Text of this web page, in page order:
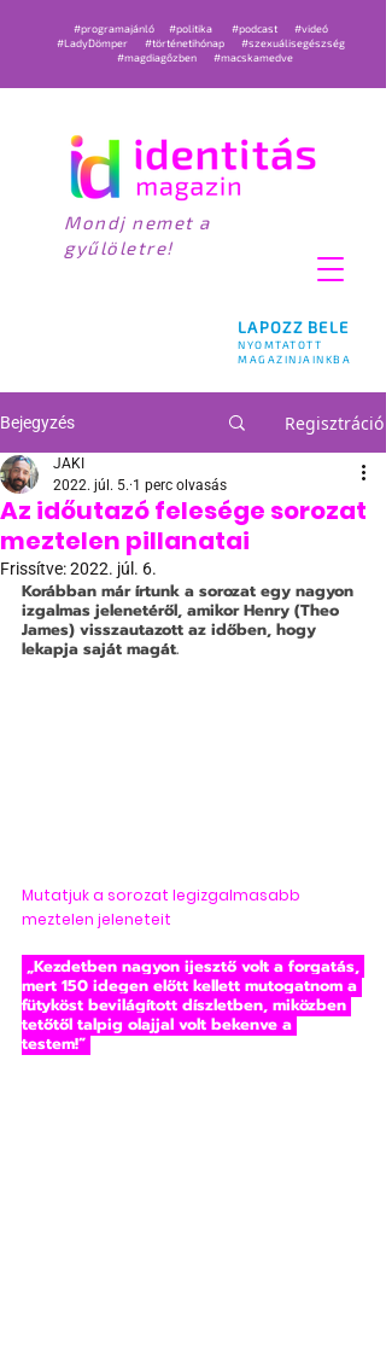
LAPOZZ BELE
NYOMTATOTT
MAGAZINJAINKBA
#programajánló #politika #podcast
#videó
#LadyDömper
#történetihónap
#szexuálisegészség
#magdiagőzben
#macskamedve
Mondj nemet a
gyűlöletre!
Bejegyzés Regisztráció
Az időutazó felesége sorozat
meztelen pillanatai
JAKI
2022. júl. 5. 1 perc olvasás
Frissítve:2022. júl. 6.
Korábban már írtunk a sorozat egy nagyon
izgalmas jelenetéről, amikor Henry (Theo
James) visszautazott az időben, hogy
lekapja saját magát.
Mutatjuk a sorozat legizgalmasabb
meztelen jeleneteit
mert 150 idegen előtt kellett mutogatnom a
fütyköst bevilágított díszletben, miközben
tetőtől talpig olajjal volt bekenve a
testem!”